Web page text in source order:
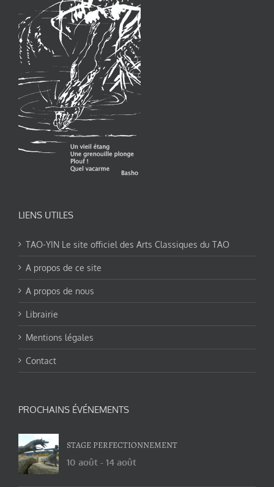
LIENS UTILES
TAO-YIN Le site officiel des Arts Classiques du TAO
A propos de ce site
A propos de nous
Librairie
Mentions légales
Contact
PROCHAINS ÉVÉNEMENTS
STAGE PERFECTIONNEMENT
10 août - 14 août